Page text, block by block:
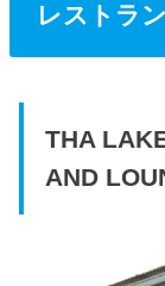
レストラン
THA
AND